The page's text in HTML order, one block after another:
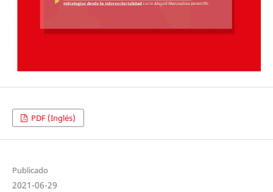
PDF (Inglés)
Publicado
2021-06-29